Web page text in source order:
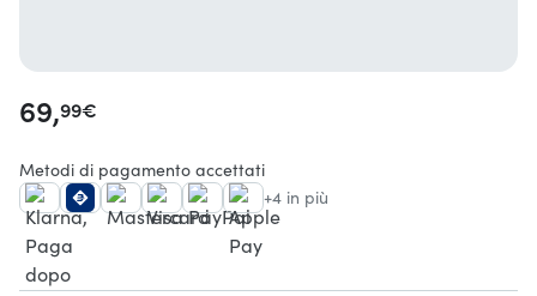
69,99€
Metodi di pagamento accettati
+4 in più